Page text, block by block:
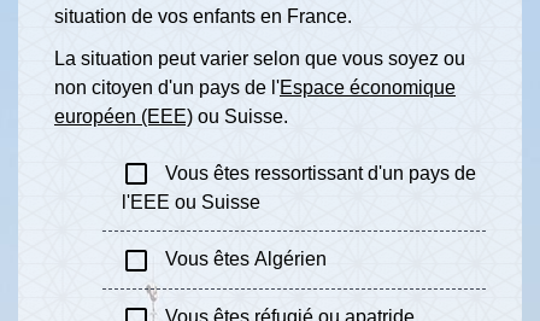
situation de vos enfants en France.
La situation peut varier selon que vous soyez ou
non citoyen d'un pays de l'Espace économique
européen (EEE) ou Suisse.
check_box_outline_blank
Vous êtes ressortissant d'un pays de
l'EEE ou Suisse
check_box_outline_blank Vous êtes Algérien